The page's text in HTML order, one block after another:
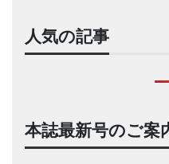
人気の記事
本誌最新号のご案